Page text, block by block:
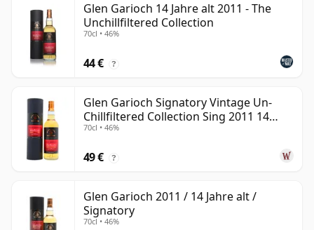
Glen Garioch 14 Jahre alt 2011 - The
Unchillfiltered Collection
70cl • 46%
44 € ?
Glen Garioch Signatory Vintage Un-
Chillfiltered Collection Sing 2011 14
Jahre alt
70cl • 46%
49 € ?
Glen Garioch 2011 / 14 Jahre alt /
Signatory
70cl • 46%